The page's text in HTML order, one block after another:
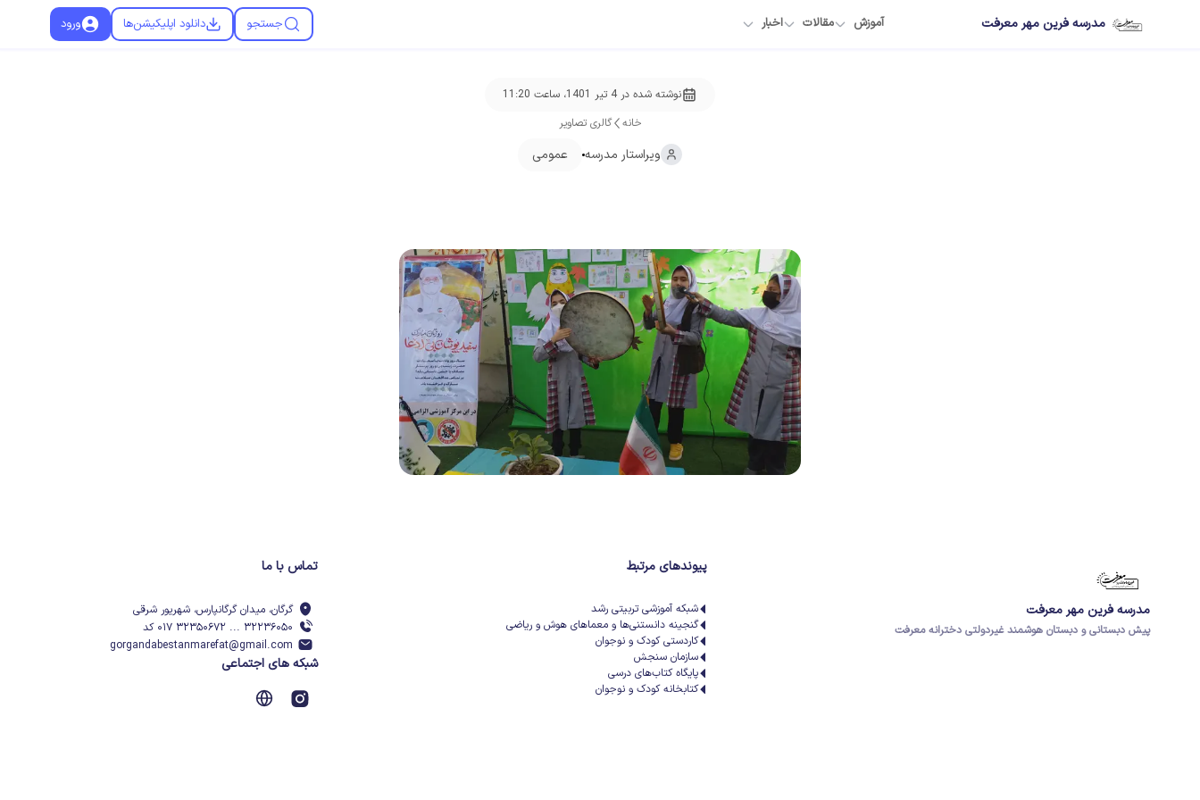
مدرسه فرین مهر معرفت آموزش مقالات اخبار جستجو دانلود اپلیکیشن‌ها ورود
نوشته شده در 4 تیر 1401، ساعت 11:20
خانه
گالری تصاویر
ویراستار مدرسه عمومی
مدرسه فرین مهر معرفت
پیش دبستانی و دبستان هوشمند غیردولتی دخترانه معرفت
پیوندهای مرتبط
شبکه آموزشی تربیتی رشد
گنجینه دانستنی‌ها و معماهای هوش و ریاضی
کاردستی کودک و نوجوان
سازمان سنجش
پایگاه کتاب‌های درسی
کتابخانه کودک و نوجوان
تماس با ما
گرگان، میدان گرگانپارس، شهریور شرقی
۳۲۲۳۶۰۵۰ ... ۳۲۳۵۰۶۷۲ ۰۱۷ کد
gorgandabestanmarefat@gmail.com
شبکه های اجتماعی